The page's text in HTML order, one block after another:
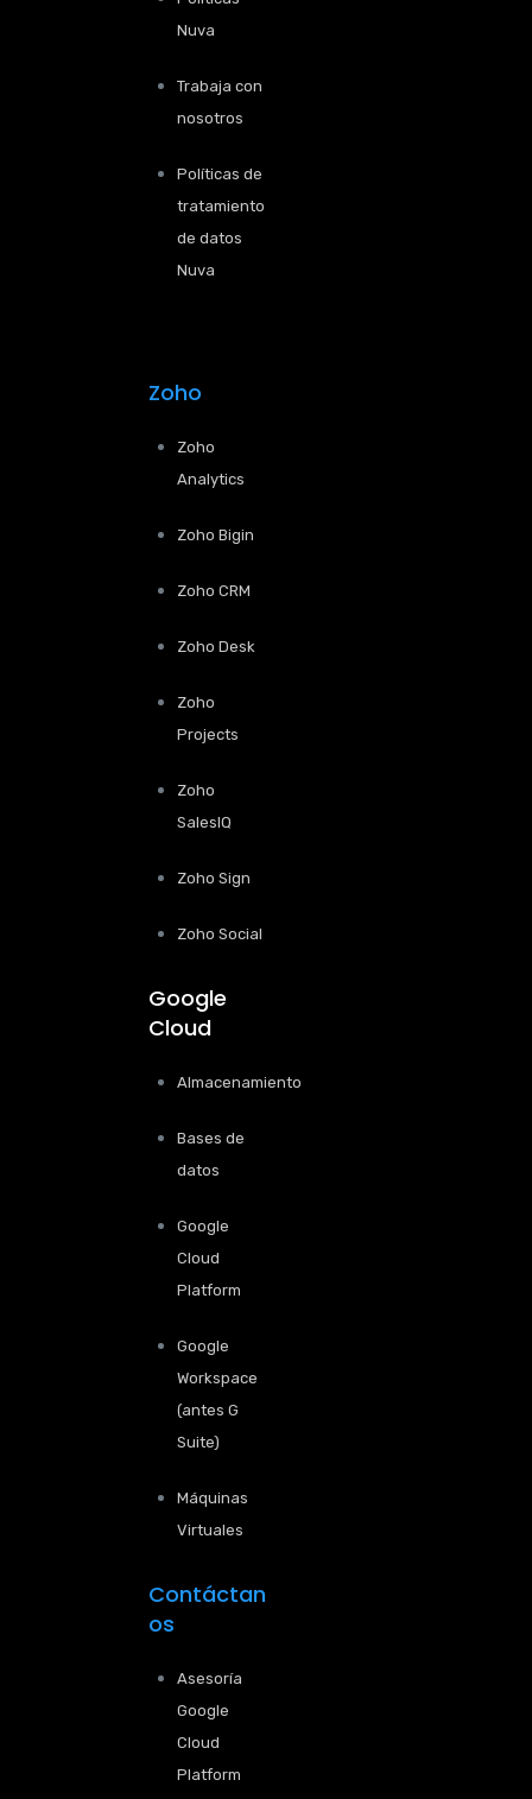
Nuva
Trabaja con
nosotros
Políticas de
tratamiento
de datos
Nuva
Zoho
Zoho
Analytics
Zoho Bigin
Zoho CRM
Zoho Desk
Zoho
Projects
Zoho
SalesIQ
Zoho Sign
Zoho Social
Google
Cloud
Almacenamiento
Bases de
datos
Google
Cloud
Platform
Google
Workspace
(antes G
Suite)
Máquinas
Virtuales
Contáctan
os
Asesoría
Google
Cloud
Platform